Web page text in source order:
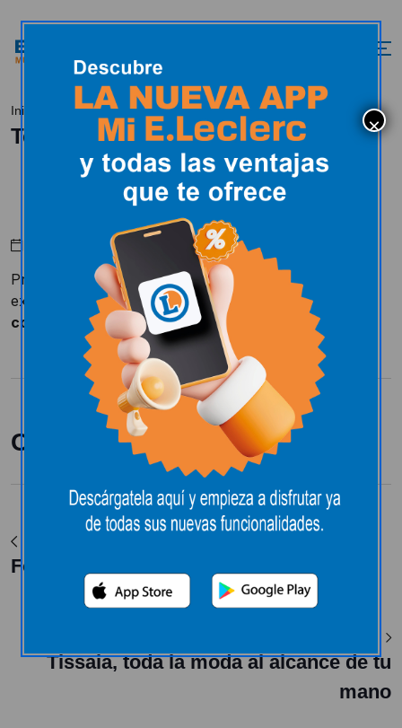
Inicio Selección Expert Tech9
Tech9
Abril 18, 2024
Productos fabricados en colaboración con empresas
expertas del sector para mantener y embellecer los
coches
de particulares o profesionales.
Compartir:
Foxter
Tissaia, toda la moda al alcance de tu
mano